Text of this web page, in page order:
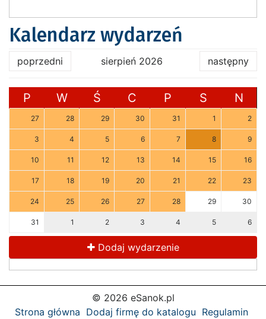
Kalendarz wydarzeń
poprzedni sierpień 2026 następny
P W Ś C P S N
27 28 29 30 31 1 2
3 4 5 6 7 8 9
10 11 12 13 14 15 16
17 18 19 20 21 22 23
24 25 26 27 28 29 30
31 1 2 3 4 5 6
Dodaj wydarzenie
© 2026 eSanok.pl
Strona główna Dodaj firmę do katalogu Regulamin